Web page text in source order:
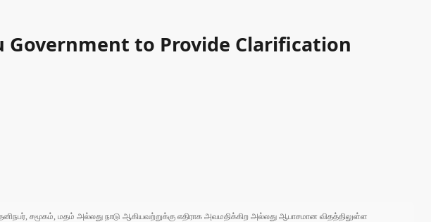
Government to Provide Clarification
சமூகம், மதம் அல்லது நாடு ஆகியவற்றுக்கு எதிராக அவமதிக்கிற அல்லது ஆபாசமான விதத்திலுள்ள